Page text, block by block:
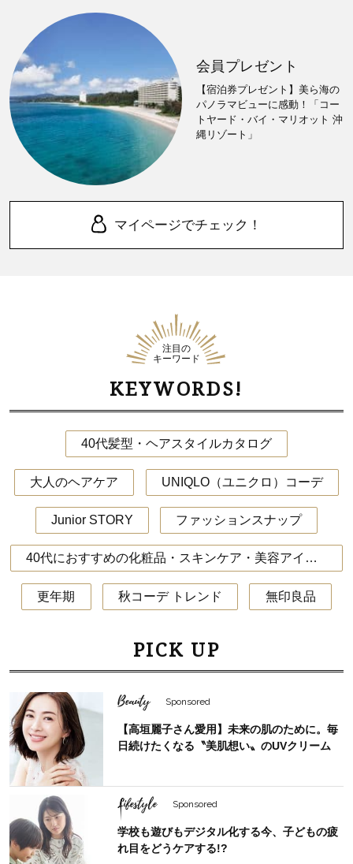
会員プレゼント
【宿泊券プレゼント】美ら海の
パノラマビューに感動！「コー
トヤード・バイ・マリオット 沖
縄リゾート」
マイページでチェック！
注目の
キーワード
KEYWORDS!
40代髪型・ヘアスタイルカタログ
大人のヘアケア UNIQLO（ユニクロ）コーデ
Junior STORY ファッションスナップ
40代におすすめの化粧品・スキンケア・美容アイテム
更年期 秋コーデ トレンド 無印良品
PICK UP
Beauty Sponsored
【高垣麗子さん愛用】未来の肌のために。毎
日続けたくなる〝美肌想い〟のUVクリーム
Lifestyle Sponsored
学校も遊びもデジタル化する今、子どもの疲
れ目をどうケアする!?